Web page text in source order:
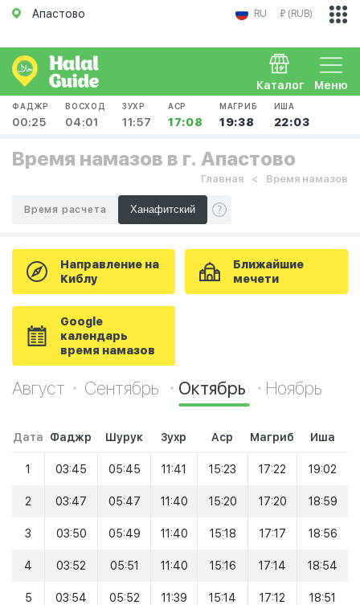
Апастово RU ₽ (RUB)
Меню
Каталог
ФАДЖР
00:25
ВОСХОД
04:01
ЗУХР
11:57
АСР
17:08
МАГРИБ
19:38
ИША
22:03
Время намазов в г. Апастово
Главная Время намазов
Время расчета
Направление на
Киблу
Ближайшие
мечети
Google
календарь
время намазов
Август Сентябрь Октябрь Ноябрь
Дата Фаджр Шурук Зухр Аср Магриб Иша
1 03:45 05:45 11:41 15:23 17:22 19:02
2 03:47 05:47 11:40 15:20 17:20 18:59
3 03:50 05:49 11:40 15:18 17:17 18:56
4 03:52 05:51 11:40 15:16 17:14 18:54
5 03:54 05:52 11:39 15:14 17:12 18:51